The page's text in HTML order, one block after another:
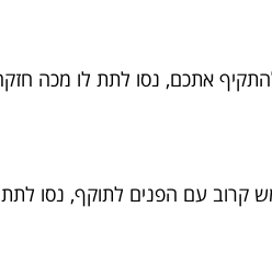
אתכם, נסו לתת לו מכה חזקה
עם הפנים לתוקף, נסו